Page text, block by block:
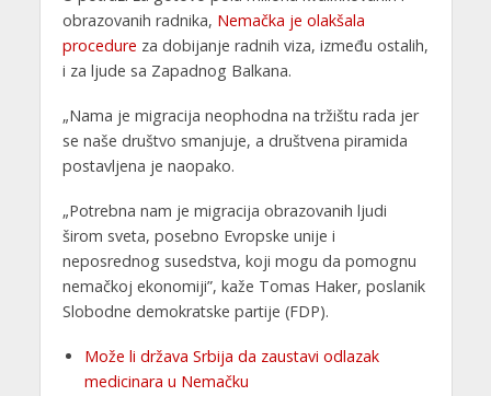
obrazovanih radnika, Nemačka je olakšala
procedure za dobijanje radnih viza, između ostalih,
i za ljude sa Zapadnog Balkana.
„Nama je migracija neophodna na tržištu rada jer
se naše društvo smanjuje, a društvena piramida
postavljena je naopako.
„Potrebna nam je migracija obrazovanih ljudi
širom sveta, posebno Evropske unije i
neposrednog susedstva, koji mogu da pomognu
nemačkoj ekonomiji”, kaže Tomas Haker, poslanik
Slobodne demokratske partije (FDP).
Može li država Srbija da zaustavi odlazak
medicinara u Nemačku